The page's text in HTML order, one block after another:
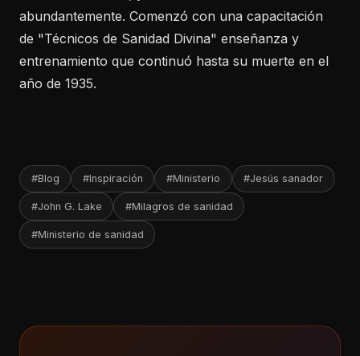
abundantemente. Comenzó con una capacitación
de "Técnicos de Sanidad Divina" enseñanza y
entrenamiento que continuó hasta su muerte en el
año de 1935.
#Blog #Inspiración #Ministerio #Jesús sanador
#John G. Lake #Milagros de sanidad
#Ministerio de sanidad